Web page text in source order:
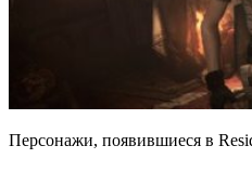
Персонажи, появившиеся в